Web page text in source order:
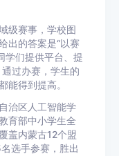
级赛事，学校图
出的答案是“以赛
学们提供平台、提
过办赛，学生的
能得到提高。
治区人工智能学
育部中小学生全
盖内蒙古12个盟
选手参赛，胜出